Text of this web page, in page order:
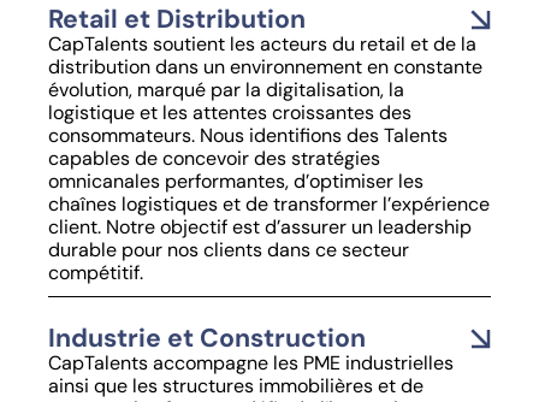
Retail et Distribution
CapTalents soutient les acteurs du retail et de la
distribution dans un environnement en constante
évolution, marqué par la digitalisation, la
logistique et les attentes croissantes des
consommateurs. Nous identifions des Talents
capables de concevoir des stratégies
omnicanales performantes, d’optimiser les
chaînes logistiques et de transformer l’expérience
client. Notre objectif est d’assurer un leadership
durable pour nos clients dans ce secteur
compétitif.
Industrie et Construction
CapTalents accompagne les PME industrielles
ainsi que les structures immobilières et de